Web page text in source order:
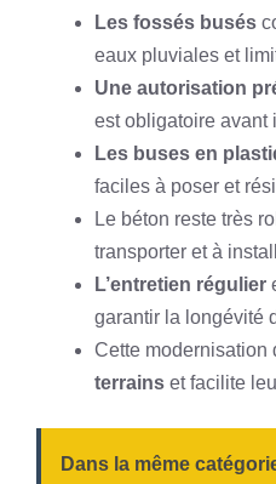
Les fossés busés
eaux pluviales et
Une autorisation
est obligatoire avant
Les buses en
faciles à poser et
Le béton reste très
transporter et à
L’entretien régulier
garantir la longévité
Cette modernisation
terrains et facilite
Dans la même